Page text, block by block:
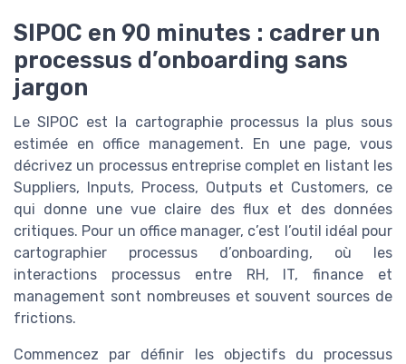
SIPOC en 90 minutes : cadrer un
processus d’onboarding sans
jargon
Le SIPOC est la cartographie processus la plus sous
estimée en office management. En une page, vous
décrivez un processus entreprise complet en listant les
Suppliers, Inputs, Process, Outputs et Customers, ce
qui donne une vue claire des flux et des données
critiques. Pour un office manager, c’est l’outil idéal pour
cartographier processus d’onboarding, où les
interactions processus entre RH, IT, finance et
management sont nombreuses et souvent sources de
frictions.
Commencez par définir les objectifs du processus